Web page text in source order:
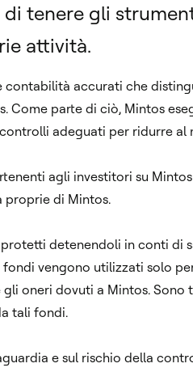
tenere gli
attività.
contabilità accurati che
Come parte di ciò, Mintos
adeguati per ridurre
agli investitori su
proprie di Mintos.
detenendoli in conti di
vengono utilizzati solo
oneri dovuti a Mintos.
tali fondi.
e sul rischio della